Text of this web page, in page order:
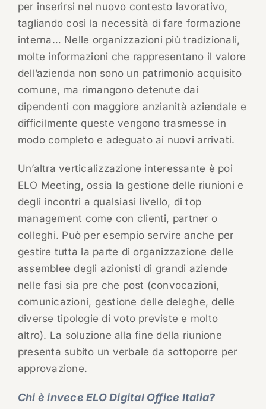
per inserirsi nel nuovo contesto lavorativo,
tagliando così la necessità di fare formazione
interna… Nelle organizzazioni più tradizionali,
molte informazioni che rappresentano il valore
dell’azienda non sono un patrimonio acquisito
comune, ma rimangono detenute dai
dipendenti con maggiore anzianità aziendale e
difficilmente queste vengono trasmesse in
modo completo e adeguato ai nuovi arrivati.
Un’altra verticalizzazione interessante è poi
ELO Meeting, ossia la gestione delle riunioni e
degli incontri a qualsiasi livello, di top
management come con clienti, partner o
colleghi. Può per esempio servire anche per
gestire tutta la parte di organizzazione delle
assemblee degli azionisti di grandi aziende
nelle fasi sia pre che post (convocazioni,
comunicazioni, gestione delle deleghe, delle
diverse tipologie di voto previste e molto
altro). La soluzione alla fine della riunione
presenta subito un verbale da sottoporre per
approvazione.
Chi è invece ELO Digital Office Italia?